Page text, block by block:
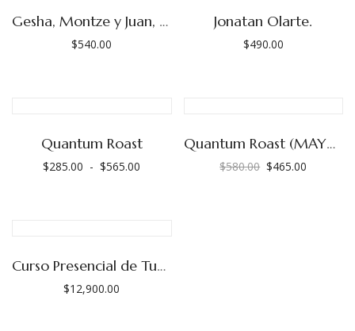
Gesha, Montze y Juan, Finca Púrpura (Las Adelitas)
$540.00
Jonatan Olarte.
$490.00
Quantum Roast
$285.00 - $565.00
$285.00
Quantum Roast (MAYOREO)
$580.00 $465.00
Curso Presencial de Tueste, Mayo 2026.
$12,900.00